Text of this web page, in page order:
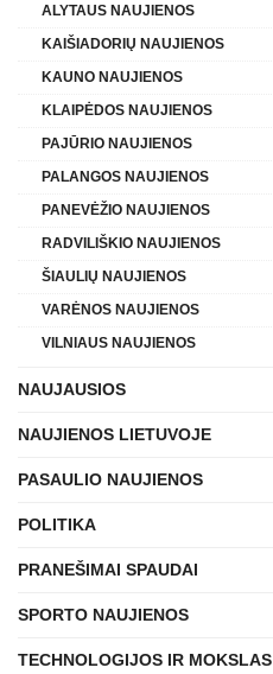
ALYTAUS NAUJIENOS
KAIŠIADORIŲ NAUJIENOS
KAUNO NAUJIENOS
KLAIPĖDOS NAUJIENOS
PAJŪRIO NAUJIENOS
PALANGOS NAUJIENOS
PANEVĖŽIO NAUJIENOS
RADVILIŠKIO NAUJIENOS
ŠIAULIŲ NAUJIENOS
VARĖNOS NAUJIENOS
VILNIAUS NAUJIENOS
NAUJAUSIOS
NAUJIENOS LIETUVOJE
PASAULIO NAUJIENOS
POLITIKA
PRANEŠIMAI SPAUDAI
SPORTO NAUJIENOS
TECHNOLOGIJOS IR MOKSLAS